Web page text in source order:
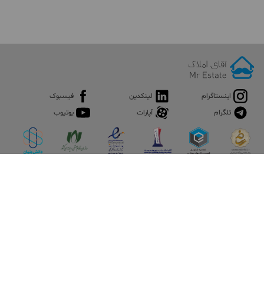
اینستاگرام لینکدین
فیسبوک
تلگرام
آپارات یوتیوب